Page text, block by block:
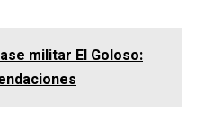
militar El Goloso: